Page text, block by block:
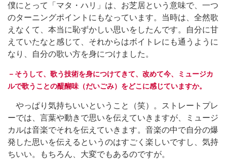
僕にとって「マタ・ハリ」は、お芝居という意味で、一つ
のターニングポイントにもなっています。当時は、全然歌
えなくて、本当に恥ずかしい思いをしたんです。自分に甘
えていたなと感じて、それからはボイトレにも通うように
なり、自分の歌い方を身につけました。
－そうして、歌う技術を身につけてきて、改めて今、ミュージカ
ルで歌うことの醍醐味（だいごみ）をどこに感じていますか。
やっぱり気持ちいいということ（笑）。ストレートプレ
ーでは、言葉や動きで思いを伝えていきますが、ミュージ
カルは音楽でそれを伝えていきます。音楽の中で自分の爆
発した思いを伝えるというのはすごく楽しいですし、気持
ちいい。もちろん、大変でもあるのですが。